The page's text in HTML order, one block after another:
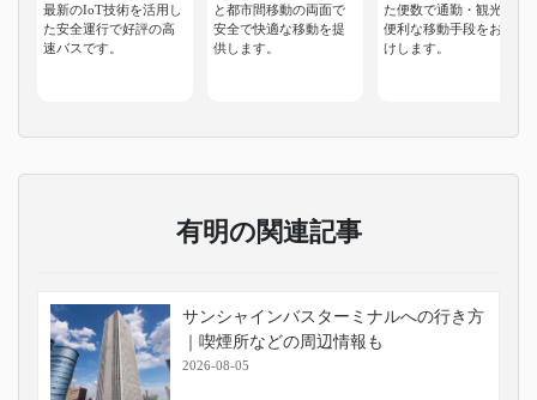
最新のIoT技術を活用し
た安全運行で好評の高
速バスです。
と都市間移動の両面で
安全で快適な移動を提
供します。
た便数で通勤・観光に
便利な移動手段をお届
けします。
有明の関連記事
サンシャインバスターミナルへの行き方
｜喫煙所などの周辺情報も
2026-08-05